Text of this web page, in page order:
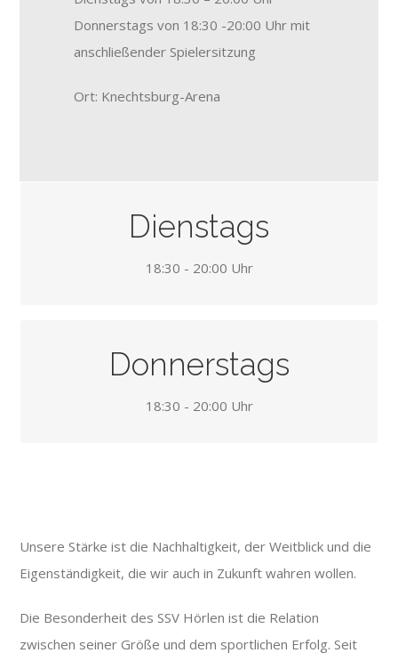
Donnerstags von 18:30 -20:00 Uhr mit
anschließender Spielersitzung
Ort: Knechtsburg-Arena
Dienstags
18:30 - 20:00 Uhr
DIENSTAGS
18:30 – 20:00 Uhr
Donnerstags
18:30 - 20:00 Uhr
DONNERSTAGS
18:30 – 20:00 Uhr anschließend Spielersitzung
Unsere Stärke ist die Nachhaltigkeit, der Weitblick und die
Eigenständigkeit, die wir auch in Zukunft wahren wollen.
Die Besonderheit des SSV Hörlen ist die Relation
zwischen seiner Größe und dem sportlichen Erfolg. Seit